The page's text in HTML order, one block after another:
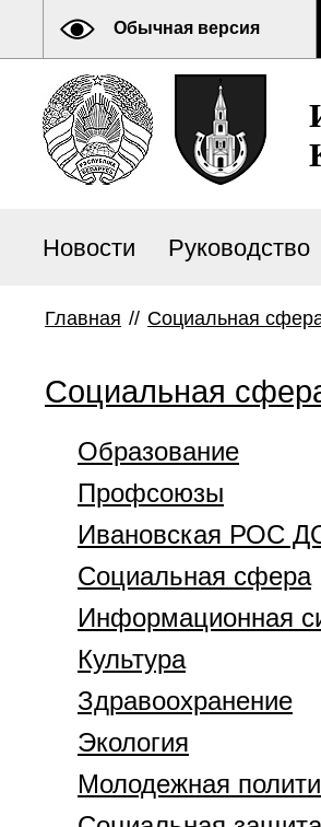
Обычная версия
Новости Руководство
Главная // Социальная
Социальная
Образование
Профсоюзы
Ивановская РОС
Социальная сфера
Информационная
Культура
Здравоохранение
Экология
Молодежная